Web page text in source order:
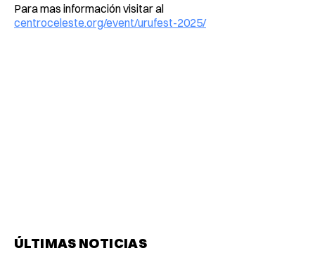
Para mas información visitar al
centroceleste.org/event/urufest-2025/
ÚLTIMAS NOTICIAS